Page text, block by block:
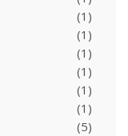
(1)
(1)
(1)
(1)
(1)
(1)
(5)